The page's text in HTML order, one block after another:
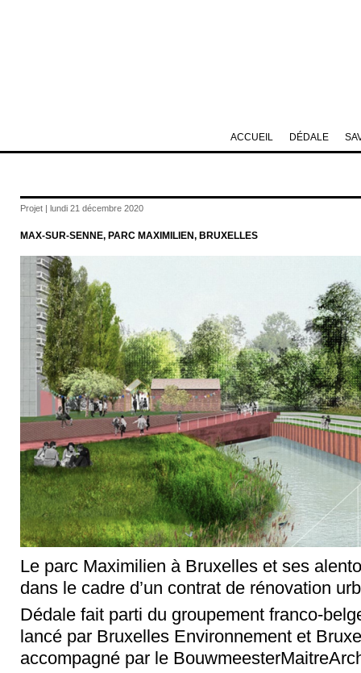
Projet | lundi 21 décembre 2020
MAX-SUR-SENNE, PARC MAXIMILIEN, BRUXELLES
Le parc Maximilien à Bruxelles et ses
dans le cadre d’un contrat de rénovation
Dédale fait parti du groupement franco-
lancé par Bruxelles Environnement et
accompagné par le
DÉDALE
ACCUEIL